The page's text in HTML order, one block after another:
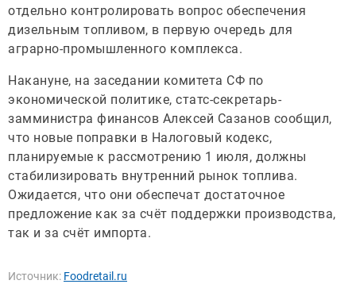
отдельно контролировать вопрос обеспечения
дизельным топливом, в первую очередь для
аграрно-промышленного комплекса.
Накануне, на заседании комитета СФ по
экономической политике, статс-секретарь-
замминистра финансов Алексей Сазанов сообщил,
что новые поправки в Налоговый кодекс,
планируемые к рассмотрению 1 июля, должны
стабилизировать внутренний рынок топлива.
Ожидается, что они обеспечат достаточное
предложение как за счёт поддержки производства,
так и за счёт импорта.
Источник: Foodretail.ru